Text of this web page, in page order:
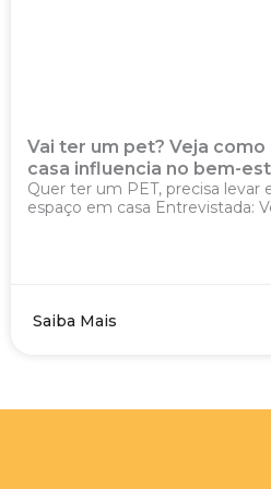
Vai ter um pet? Veja como
casa influencia no bem-
Quer ter um PET, precisa levar
espaço em casa Entrevistada:
Saiba Mais